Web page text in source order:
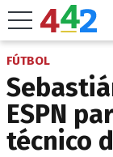
FÚTBOL
ESPN
técnico